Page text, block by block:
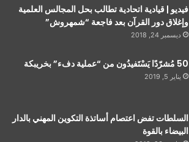
فيديو | قيادية اتحادية تطالب بحل المجالس العلمية
وإغلاق دور القرآن بعد فاجعة “شمهروش”
ديسمبر 24, 2018
50 مُشرّدًا يَسْتَفيدُون من “عملية دفء” بخريبكة
يناير 5, 2019
السلطات تفض اعتصام أساتذة التكوين المهني بالدار
البيضاء بالقوة